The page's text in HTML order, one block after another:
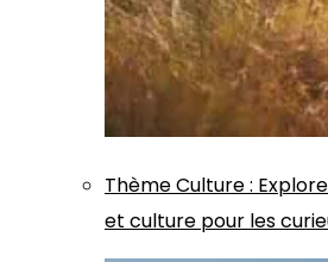
ThèmeCulture:
et culture pour les